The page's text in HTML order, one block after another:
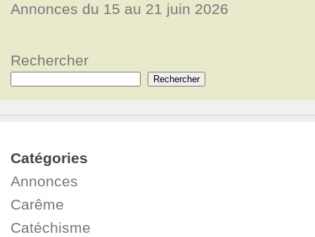
Annonces du 15 au 21 juin 2026
Rechercher
Rechercher
Catégories
Annonces
Carême
Catéchisme